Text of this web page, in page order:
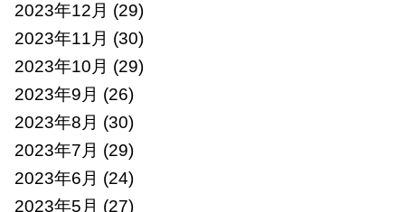
2023年12月 (29)
2023年11月 (30)
2023年10月 (29)
2023年9月 (26)
2023年8月 (30)
2023年7月 (29)
2023年6月 (24)
2023年5月 (27)